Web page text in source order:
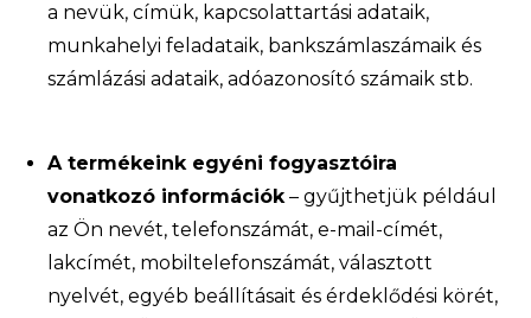
a nevük, címük, kapcsolattartási adataik,
munkahelyi feladataik, bankszámlaszámaik és
számlázási adataik, adóazonosító számaik stb.
A termékeink egyéni fogyasztóira
vonatkozó információk– gyűjthetjük például
az Ön nevét, telefonszámát, e-mail-címét,
lakcímét, mobiltelefonszámát, választott
nyelvét, egyéb beállításait és érdeklődési körét,